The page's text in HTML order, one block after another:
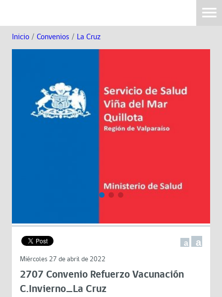
Inicio / Convenios / La Cruz
a a
Miércoles 27 de abril de 2022
2707 Convenio Refuerzo Vacunación
C.Invierno_La Cruz